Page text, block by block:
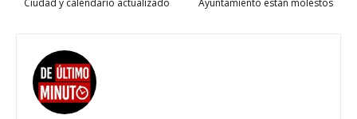
Ayuntamiento están molestos
Ciudad y calendario actualizado